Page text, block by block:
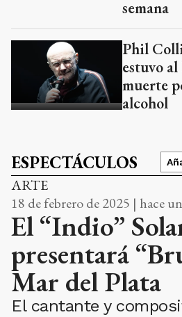
semana
Phil
estuvo
muerte
alcohol
ESPECTÁCULOS
ARTE
18 de febrero de 2025 | hace
El “Indio”
presentará
Mar del Plata
El cantante y